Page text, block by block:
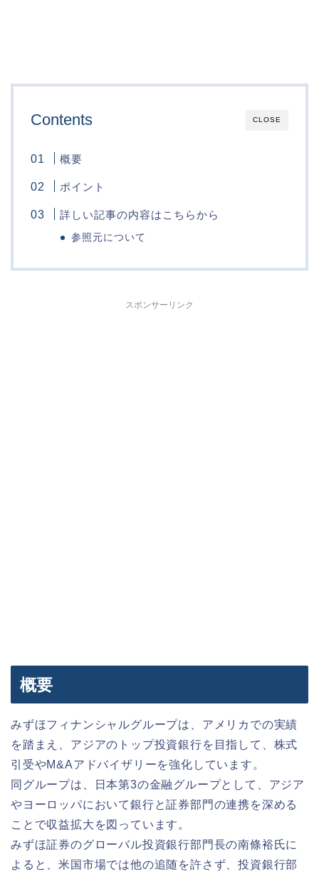
CLOSE
Contents
概要
ポイント
詳しい記事の内容はこちらから
参照元について
スポンサーリンク
概要
みずほフィナンシャルグループは、アメリカでの実績
を踏まえ、アジアのトップ投資銀行を目指して、株式
引受やM&Aアドバイザリーを強化しています。
同グループは、日本第3の金融グループとして、アジア
やヨーロッパにおいて銀行と証券部門の連携を深める
ことで収益拡大を図っています。
みずほ証券のグローバル投資銀行部門長の南條裕氏に
よると、米国市場では他の追随を許さず、投資銀行部